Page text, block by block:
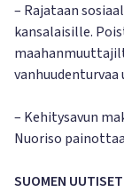
– Rajataan
kansalaisille.
– Kehitysavun
Nuoriso
SUOMEN UUTISET